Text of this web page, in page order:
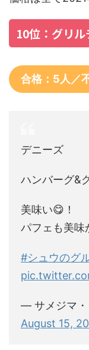
10位：グリル
合格：5人／
デニーズ
ハンバーグ&
美味い😋！
パフェも美味
#シュウのグ
— サメジマ
August 15,